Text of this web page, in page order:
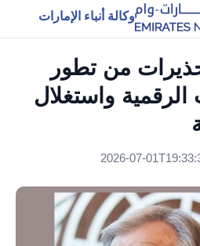
وكالة أنباء الإمارات
من تطور
الرقمية واستغلال
2026-07-